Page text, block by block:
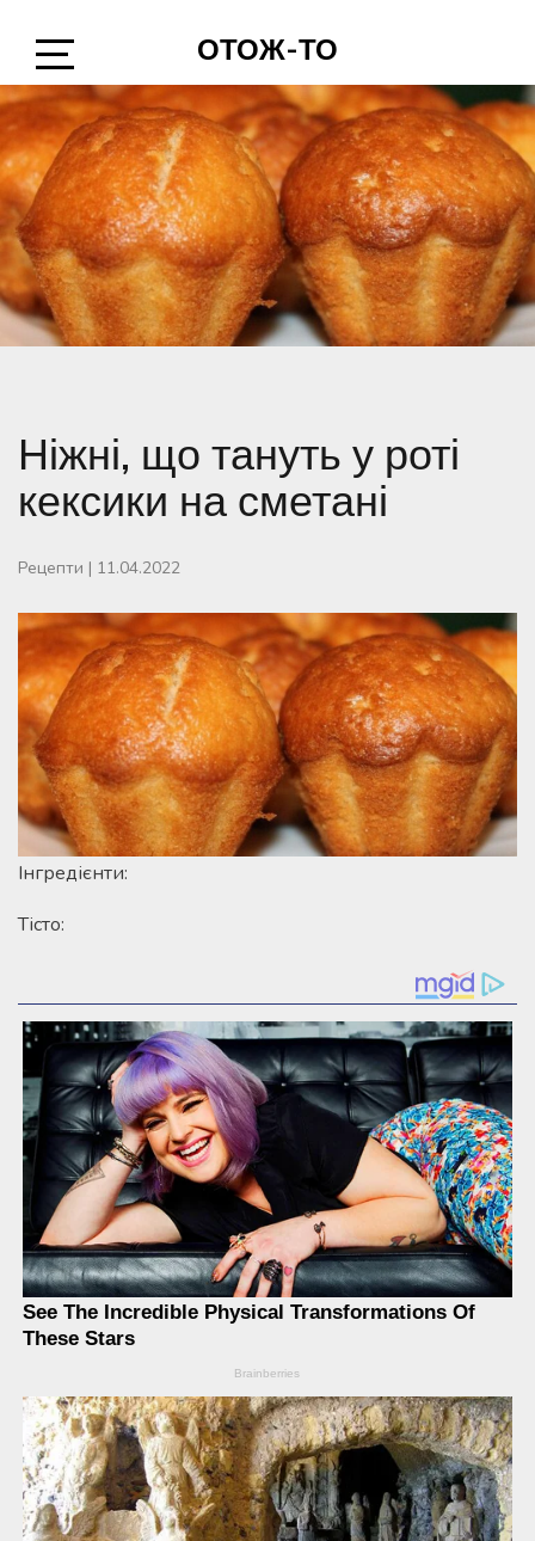
content
Open
Sidebar
ОТОЖ-ТО
Ніжні, що тануть у роті
кексики на сметані
Рецепти | 11.04.2022
Інгредієнти:
Тісто: